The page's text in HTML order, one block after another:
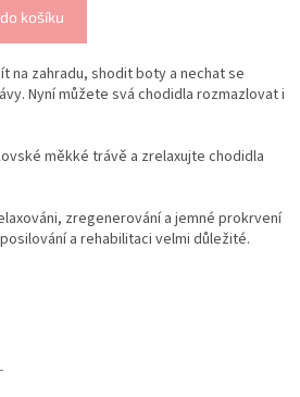
košíku
na zahradu, shodit boty a nechat se
Nyní můžete svá chodidla rozmazlovat i
měkké trávě a zrelaxujte chodidla
zregenerování a jemné prokrvení
a rehabilitaci velmi důležité.